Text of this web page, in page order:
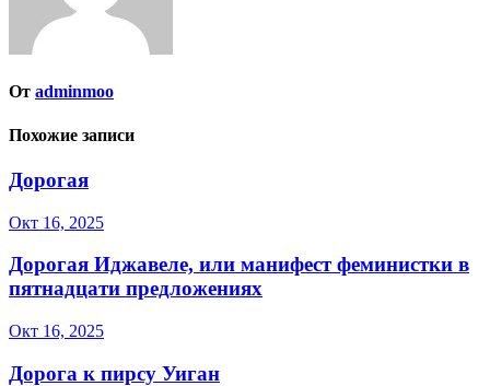
От adminmoo
Похожие записи
Дорогая
Окт 16, 2025
Дорогая Иджавеле, или манифест феминистки в
пятнадцати предложениях
Окт 16, 2025
Дорога к пирсу Уиган